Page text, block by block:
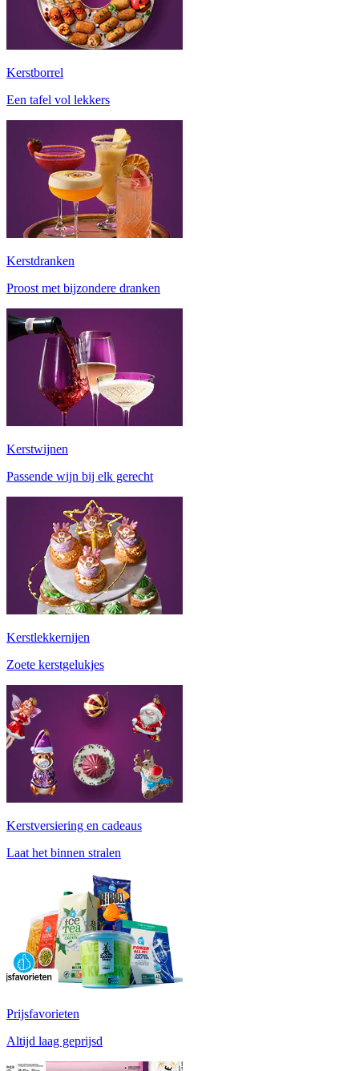
Kerstborrel
Een tafel vol lekkers
Kerstdranken
Proost met bijzondere dranken
Kerstwijnen
Passende wijn bij elk gerecht
Kerstlekkernijen
Zoete kerstgelukjes
Kerstversiering en cadeaus
Laat het binnen stralen
Prijsfavorieten
Altijd laag geprijsd